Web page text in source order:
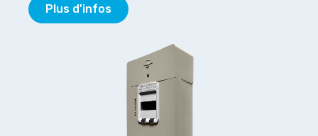
Plus d'infos